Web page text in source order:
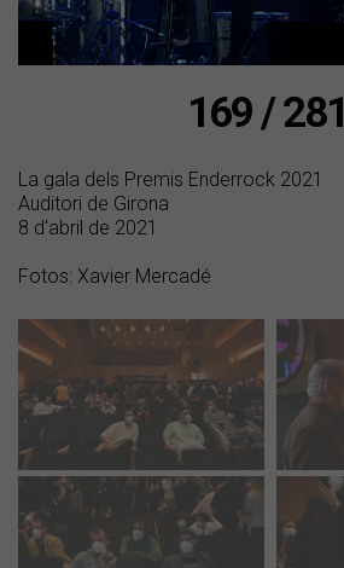
169 / 281
La gala dels Premis Enderrock 2021
Auditori de Girona
8 d'abril de 2021
Fotos: Xavier Mercadé